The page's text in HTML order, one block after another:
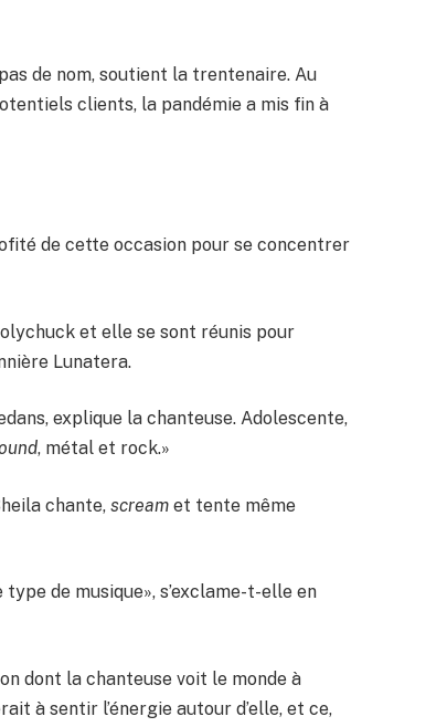
de nom, soutient la trentenaire. Au
clients, la pandémie a mis fin à
de cette occasion pour se concentrer
et elle se sont réunis pour
Lunatera.
explique la chanteuse. Adolescente,
, métal et rock.»
chante,scream et tente même
de musique», s’exclame-t-elle en
dont la chanteuse voit le monde à
à sentir l’énergie autour d’elle, et ce,